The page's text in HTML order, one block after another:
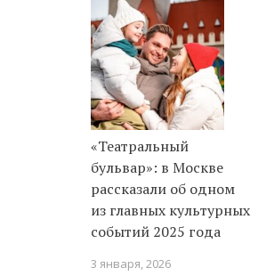
«Театральный
бульвар»: в Москве
рассказали об одном
из главных культурных
событий 2025 года
3 января, 2026